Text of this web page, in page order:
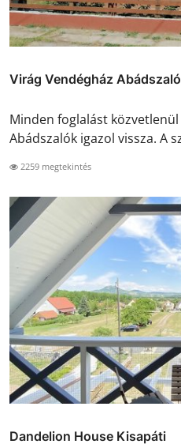
Virág Vendégház
Minden foglalást
Abádszalók igazol vissza. A
2259 megtekintés
Dandelion House Kisapáti